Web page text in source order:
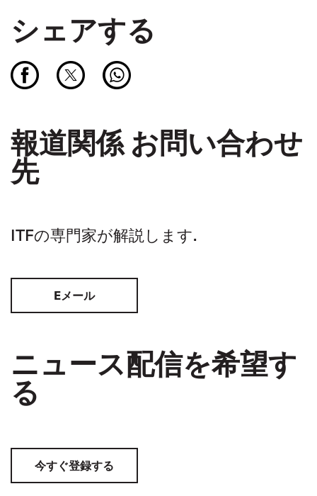
シェアする
報道関係 お問い合わせ
先
ITFの専門家が解説します.
Eメール
ニュース配信を希望す
る
今すぐ登録する